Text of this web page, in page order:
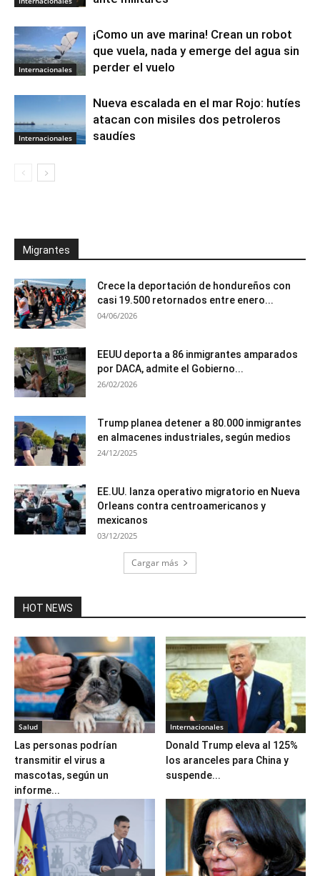
Internacionales
¡Como un ave marina! Crean un robot
que vuela, nada y emerge del agua sin
perder el vuelo
Internacionales
Nueva escalada en el mar Rojo: hutíes
atacan con misiles dos petroleros
saudíes
Migrantes
Crece la deportación de hondureños con
casi 19.500 retornados entre enero...
04/06/2026
EEUU deporta a 86 inmigrantes amparados
por DACA, admite el Gobierno...
26/02/2026
Trump planea detener a 80.000 inmigrantes
en almacenes industriales, según medios
24/12/2025
EE.UU. lanza operativo migratorio en Nueva
Orleans contra centroamericanos y
mexicanos
03/12/2025
Cargar más
HOT NEWS
Salud
Las personas podrían
transmitir el virus a
mascotas, según un
informe...
Internacionales
Donald Trump eleva al 125%
los aranceles para China y
suspende...